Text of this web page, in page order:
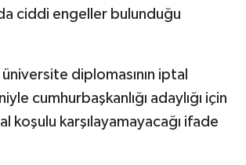
ciddi engeller bulunduğu
üniversite diplomasının iptal
cumhurbaşkanlığı adaylığı için
koşulu karşılayamayacağı ifade